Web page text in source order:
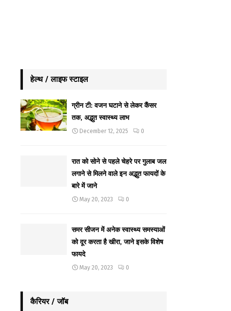
हेल्थ / लाइफ स्टाइल
ग्रीन टी: वजन घटाने से लेकर कैंसर
तक, अद्भुत स्वास्थ्य लाभ
December 12, 2025 0
रात को सोने से पहले चेहरे पर गुलाब जल
लगाने से मिलने वाले इन अद्भुत फायदों के
बारे में जाने
May 20, 2023 0
समर सीजन में अनेक स्वास्थ्य समस्याओं
को दूर करता है खीरा, जाने इसके विशेष
फायदे
May 20, 2023 0
कैरियर / जॉब